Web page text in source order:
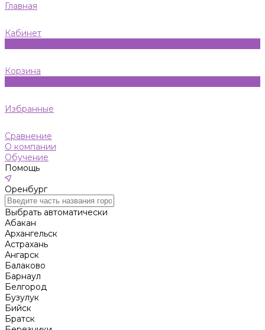
Главная
Кабинет
Корзина
Избранные
Сравнение
О компании
Обучение
Помощь
Оренбург
Выбрать автоматически
Абакан
Архангельск
Астрахань
Ангарск
Балаково
Барнаул
Белгород
Бузулук
Бийск
Братск